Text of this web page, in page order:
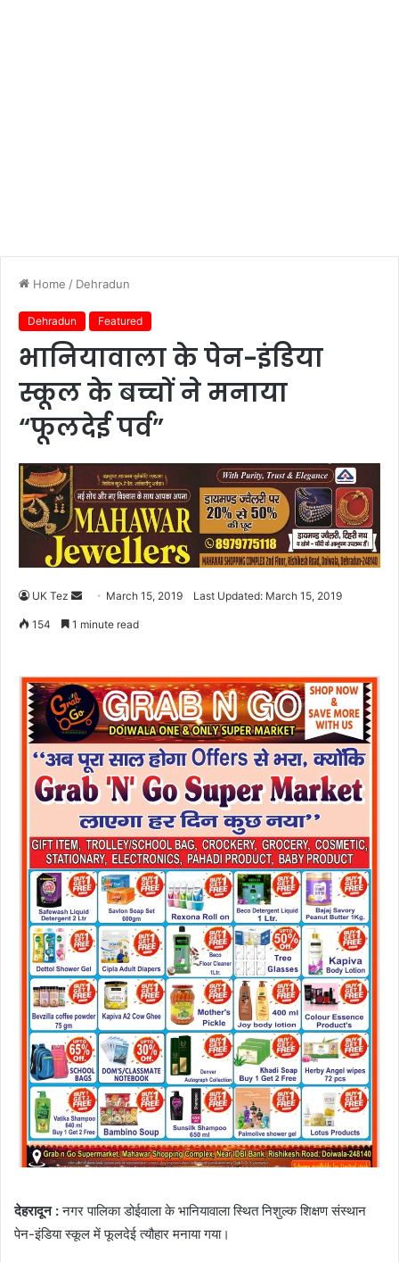
Home / Dehradun
Dehradun Featured
भानियावाला के पेन-इंडिया
स्कूल के बच्चों ने मनाया
“फूलदेई पर्व”
UK Tez
a
e
m
a
i
March 15, 2019 Last Updated: March 15, 2019
154 1 minute read
देहरादून :नगर पालिका डोईवाला के भानियावाला स्थित निशुल्क शिक्षण संस्थान
पेन-इंडिया स्कूल में फूलदेई त्यौहार मनाया गया।